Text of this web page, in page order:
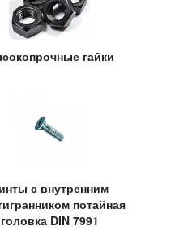
гайки
с внутренним
потайная
головка DIN 7991